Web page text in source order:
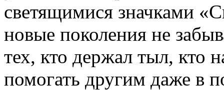
светящимися значками
новые поколения не
тех, кто держал тыл, кто
помогать другим даже в